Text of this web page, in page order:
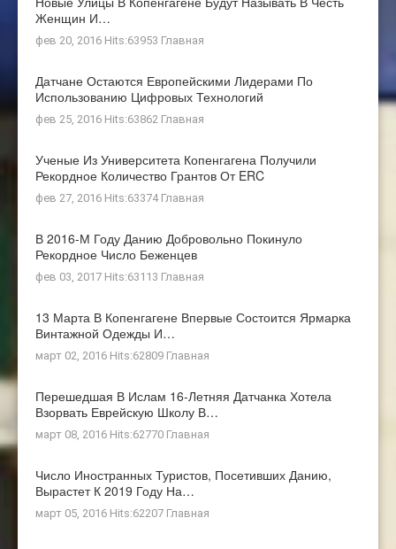
Женщин И…
фев 20, 2016 Hits:63953 Главная
Датчане Остаются Европейскими Лидерами По
Использованию Цифровых Технологий
фев 25, 2016 Hits:63862 Главная
Ученые Из Университета Копенгагена Получили
Рекордное Количество Грантов От ERC
фев 27, 2016 Hits:63374 Главная
В 2016-М Году Данию Добровольно Покинуло
Рекордное Число Беженцев
фев 03, 2017 Hits:63113 Главная
13 Марта В Копенгагене Впервые Состоится Ярмарка
Винтажной Одежды И…
март 02, 2016 Hits:62809 Главная
Перешедшая В Ислам 16-Летняя Датчанка Хотела
Взорвать Еврейскую Школу В…
март 08, 2016 Hits:62770 Главная
Число Иностранных Туристов, Посетивших Данию,
Вырастет К 2019 Году На…
март 05, 2016 Hits:62207 Главная